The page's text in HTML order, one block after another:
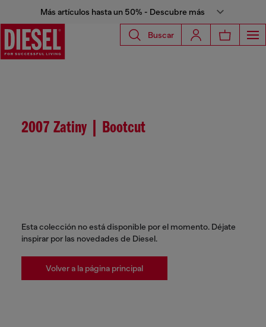
Más artículos hasta un 50% - Descubre más
Buscar
2007 Zatiny | Bootcut
Esta colección no está disponible por el momento. Déjate
inspirar por las novedades de Diesel.
Volver a la página principal